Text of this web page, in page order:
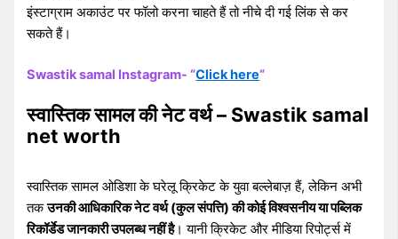
इंस्टाग्राम अकाउंट पर फॉलो करना चाहते हैं तो नीचे दी गई लिंक से कर
सकते हैं।
Swastik samal Instagram- “Click here“
स्वास्तिक सामल की नेट वर्थ – Swastik samal
net worth
स्वास्तिक सामल ओडिशा के घरेलू क्रिकेट के युवा बल्लेबाज़ हैं, लेकिन अभी
तकउनकी आधिकारिक नेट वर्थ (कुल संपत्ति) की कोई विश्वसनीय या पब्लिक
रिकॉर्डेड जानकारी उपलब्ध नहीं है। यानी क्रिकेट और मीडिया रिपोर्ट्स में